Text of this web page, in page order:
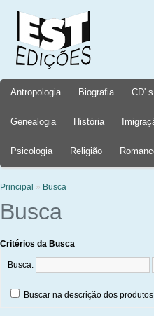
Antropologia Biografia CD' s
Genealogia História
Psicologia Religião
Principal » Busca
Busca
Critérios da Busca
Busca:
Buscar na descrição dos produtos